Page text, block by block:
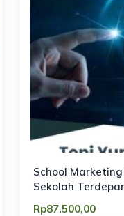
School
Sekolah
Rp87.500,00